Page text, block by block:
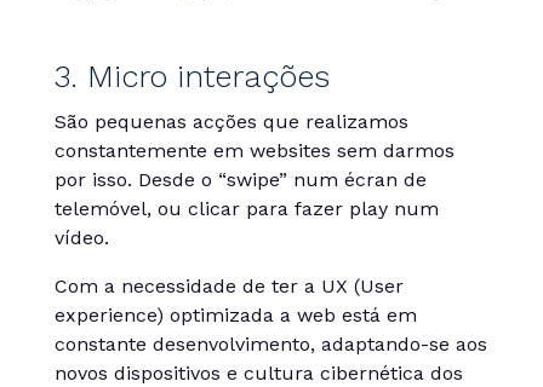
3. Micro interações
São pequenas acções que realizamos
constantemente em websites sem darmos
por isso. Desde o “swipe” num écran de
telemóvel, ou clicar para fazer play num
vídeo.
Com a necessidade de ter a UX (User
experience) optimizada a web está em
constante desenvolvimento, adaptando-se aos
novos dispositivos e cultura cibernética dos